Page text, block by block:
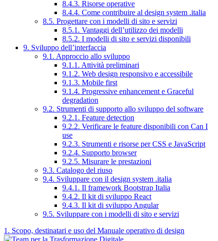
8.4.3. Risorse operative
8.4.4. Come contribuire al design system .italia
8.5. Progettare con i modelli di sito e servizi
8.5.1. Vantaggi dell’utilizzo dei modelli
8.5.2. I modelli di sito e servizi disponibili
9. Sviluppo dell’interfaccia
9.1. Approccio allo sviluppo
9.1.1. Attività preliminari
9.1.2. Web design responsivo e accessibile
9.1.3. Mobile first
9.1.4. Progressive enhancement e Graceful
degradation
9.2. Strumenti di supporto allo sviluppo del software
9.2.1. Feature detection
9.2.2. Verificare le feature disponibili con Can I
use
9.2.3. Strumenti e risorse per CSS e JavaScript
9.2.4. Supporto browser
9.2.5. Misurare le prestazioni
9.3. Catalogo del riuso
9.4. Sviluppare con il design system .italia
9.4.1. Il framework Bootstrap Italia
9.4.2. Il kit di sviluppo React
9.4.3. Il kit di sviluppo Angular
9.5. Sviluppare con i modelli di sito e servizi
1. Scopo, destinatari e uso del Manuale operativo di design